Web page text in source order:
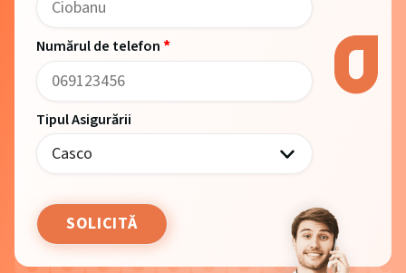
Numărul de telefon*
Tipul Asigurării